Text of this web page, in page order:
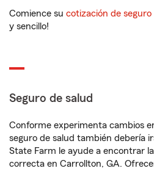
Comience su cotización de seguro
y sencillo!
Seguro de salud
Conforme experimenta cambios
seguro de salud también debería
State Farm le ayude a encontrar
correcta en Carrollton, GA.